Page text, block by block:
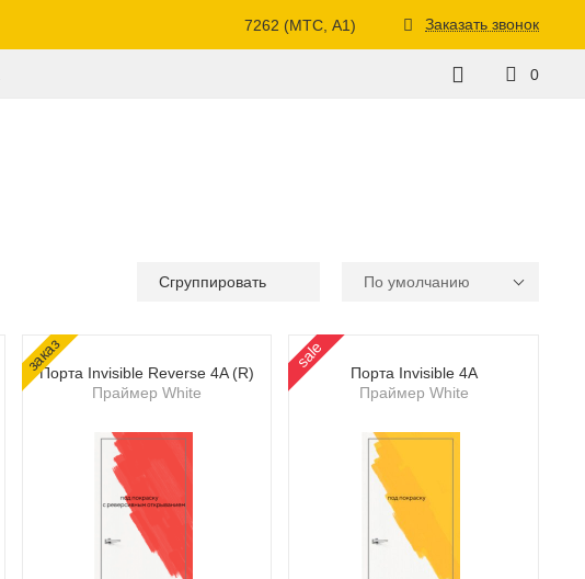
7262 (МТС, A1) Заказать звонок
0
Сгруппировать По умолчанию
заказ
Порта Invisible Reverse 4A (R)
Праймер White
sale
Порта Invisible 4A
Праймер White